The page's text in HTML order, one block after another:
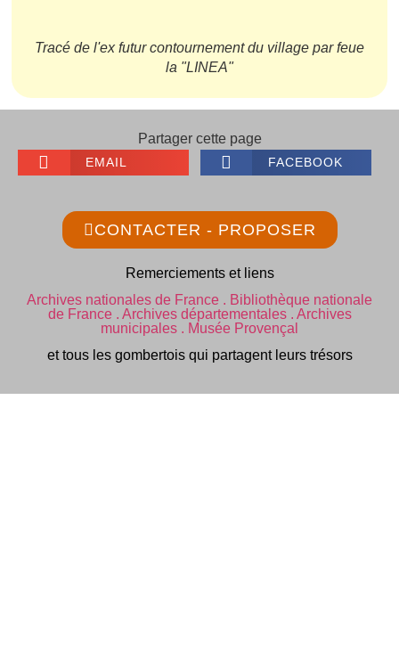
Tracé de l'ex futur contournement du village par feue
la "LINEA"
Partager cette page
EMAIL FACEBOOK
CONTACTER - PROPOSER
Remerciements et liens
Archives nationales de France . Bibliothèque nationale
de France . Archives départementales . Archives
municipales . Musée Provençal
et tous les gombertois qui partagent leurs trésors